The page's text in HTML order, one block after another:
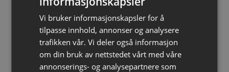
Materiale: Polyetylen (PE)
Strekkstyrke horisontalt:510 kg
Strekkstyrke vertikalt:224 kg
1200 mm
9 kg (150 g/m²)
Vi bruker informasjonskapsler for å
tilpasse innhold, annonser og analysere
trafikken vår. Vi deler også informasjon
om din bruk av nettstedet vårt med våre
annonserings- og analysepartnere som